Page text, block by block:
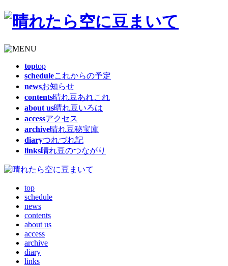
toptop
scheduleこれからの予定
newsお知らせ
contents晴れ豆あれこれ
about us晴れ豆いろは
accessアクセス
archive晴れ豆秘宝庫
diaryつれづれ記
links晴れ豆のつながり
top
schedule
news
contents
about us
access
archive
diary
links